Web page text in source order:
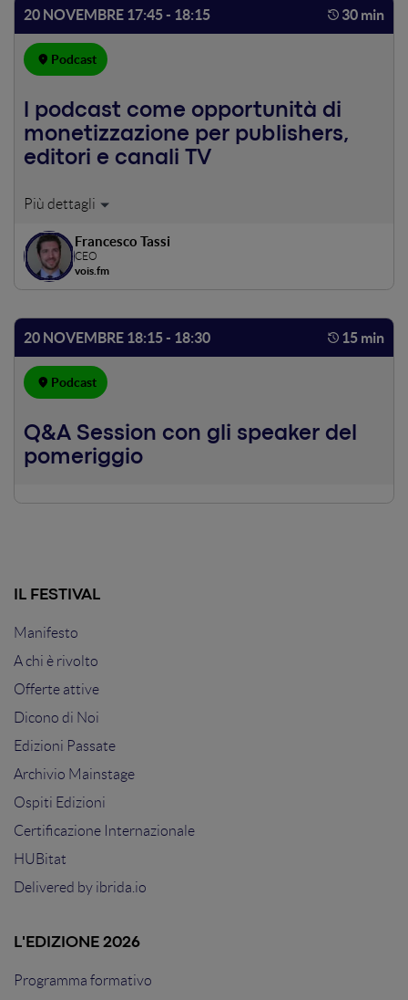
20 NOVEMBRE 17:45 - 18:15 30 min
Podcast
l podcast come opportunità di
monetizzazione per publishers,
editori e canali TV
Oggi il podcast può fornire un interessante canale di
radiofonici. Come? Da Meteo Heroes, la prima serie
animata in Italia che diventa podcast, analizzeremo nuove
modalità e opportunità per sfruttare questo canale.
Francesco Tassi
CEO
vois.fm
20 NOVEMBRE 18:15 - 18:30 15 min
Podcast
Q&A Session con gli speaker del
pomeriggio
IL FESTIVAL
Manifesto
A chi è rivolto
Offerte attive
Dicono di Noi
Edizioni Passate
Archivio Mainstage
Ospiti Edizioni
Certificazione Internazionale
HUBitat
Delivered by ibrida.io
L'EDIZIONE 2026
Programma formativo